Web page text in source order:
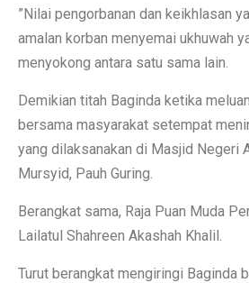
”Nilai pengorbanan dan keikhlasan
amalan korban menyemai ukhuwah
menyokong antara satu sama lain.
Demikian titah Baginda ketika
bersama masyarakat setempat
yang dilaksanakan di Masjid Negeri
Mursyid, Pauh Guring.
Berangkat sama, Raja Puan Muda
Lailatul Shahreen Akashah Khalil.
Turut berangkat mengiringi Baginda